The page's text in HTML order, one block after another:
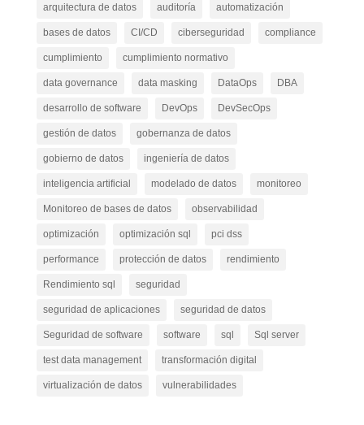
arquitectura de datos auditoría automatización
bases de datos CI/CD ciberseguridad compliance
cumplimiento cumplimiento normativo
data governance data masking DataOps DBA
desarrollo de software DevOps DevSecOps
gestión de datos gobernanza de datos
gobierno de datos ingeniería de datos
inteligencia artificial modelado de datos monitoreo
Monitoreo de bases de datos observabilidad
optimización optimización sql pci dss
performance protección de datos rendimiento
Rendimiento sql seguridad
seguridad de aplicaciones seguridad de datos
Seguridad de software software sql Sql server
test data management transformación digital
virtualización de datos vulnerabilidades